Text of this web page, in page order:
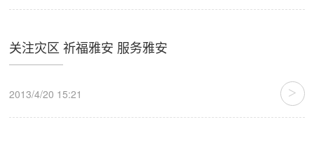
关注灾区 祈福雅安 服务雅安
2013/4/20 15:21 >